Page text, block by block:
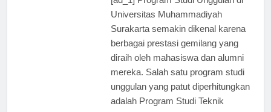
[ad_1] Program Studi Unggulan di
Universitas Muhammadiyah
Surakarta semakin dikenal karena
berbagai prestasi gemilang yang
diraih oleh mahasiswa dan alumni
mereka. Salah satu program studi
unggulan yang patut diperhitungkan